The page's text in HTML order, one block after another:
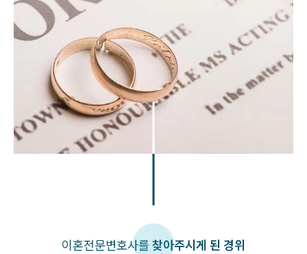
이혼전문변호사를 찾아주시게 된 경위